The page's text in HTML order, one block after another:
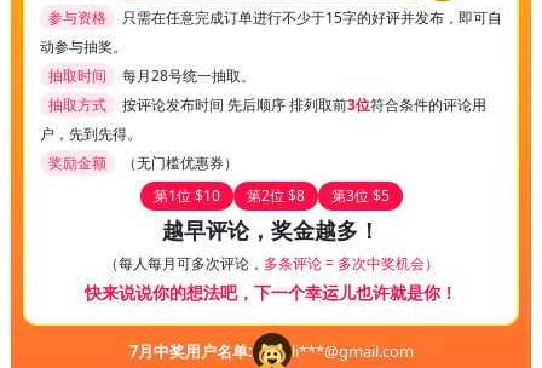
参与资格
只需在任意完成订单进行不少于15字的好评并发布，即可自
动参与抽奖。
抽取时间
每月28号统一抽取。
抽取方式
按评论发布时间 先后顺序 排列取前3位符合条件的评论用
户，先到先得。
奖励金额
（无门槛优惠券）
第1位 $10
第2位 $8 第3位 $5
越早评论，奖金越多！
（每人每月可多次评论， 多条评论 = 多次中奖机会）
快来说说你的想法吧，下一个幸运儿也许就是你！
7月中奖用户名单: li***@gmail.com